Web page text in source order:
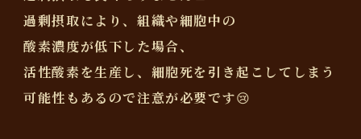
過剰摂取により、組織や細胞中の
酸素濃度が低下した場合、
活性酸素を生産し、細胞死を引き起こしてしまう
可能性もあるので注意が必要です😢